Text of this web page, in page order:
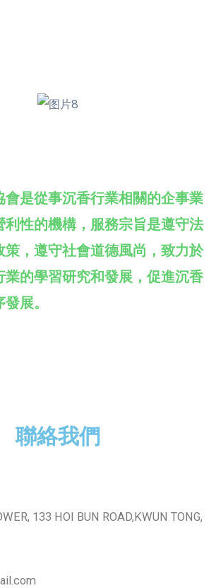
會是從事沉香行業相關的企事業
利性的機構，服務宗旨是遵守法
策，遵守社會道德風尚，致力於
業的學習研究和發展，促進沉香
展。
聯絡我們
133 HOI BUN ROAD,KWUN TONG,